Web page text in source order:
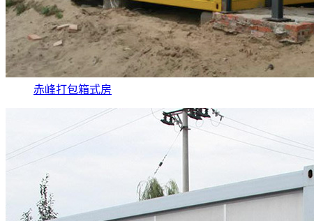
赤峰打包箱式房